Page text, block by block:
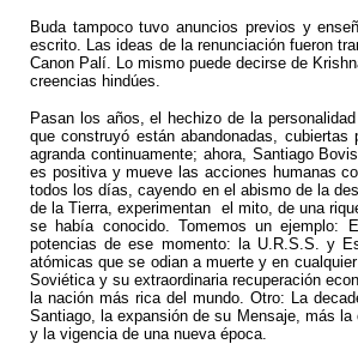
Buda tampoco tuvo anuncios previos y
escrito. Las ideas de la renunciación fueron
Canon Palí. Lo mismo puede decirse de
creencias hindúes.
Pasan los años, el hechizo de la
que construyó están abandonadas,
agranda continuamente; ahora, Santiago
es positiva y mueve las acciones humanas
todos los días, cayendo en el abismo de la
de la Tierra, experimentan el mito, de una
se había conocido. Tomemos un ejemplo:
potencias de ese momento: la U.R.S.S. y
atómicas que se odian a muerte y en
Soviética y su extraordinaria recuperación
la nación más rica del mundo. Otro: La
Santiago, la expansión de su Mensaje, más
y la vigencia de una nueva época.